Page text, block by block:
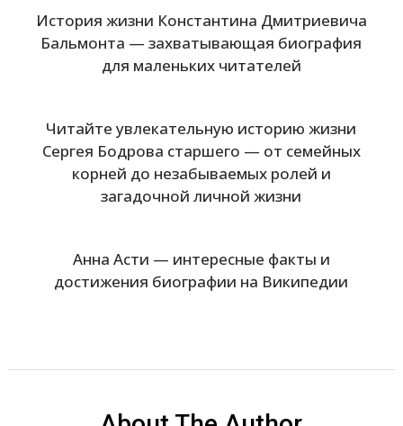
История жизни Константина Дмитриевича
Бальмонта — захватывающая биография
для маленьких читателей
Читайте увлекательную историю жизни
Сергея Бодрова старшего — от семейных
корней до незабываемых ролей и
загадочной личной жизни
Анна Асти — интересные факты и
достижения биографии на Википедии